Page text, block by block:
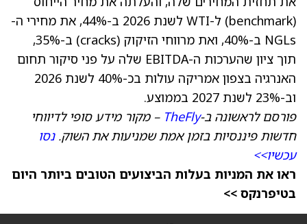
(benchmark) ל-WTI לשנת 2026 ב-44%, את מחירי ה-
NGLs ב-40%, ואת מרווחי הזיקוק (cracks) ב-35%,
תוך ציון שהערכות ה-EBITDA שלה על פני סיקור תחום
האנרגיה בצפון אמריקה עולות בכ-40% לשנת 2026
וב-23% לשנת 2027 בממוצע.
פורסם לראשונה ב-TheFly – מקור מידע סופי לדיווחי
חדשות פיננסיות בזמן אמת שמניעות את השוק.נסו
עכשיו>>
ראו את המניות בעלות הביצועים הטובים ביותר היום
בטיפרנקס >>